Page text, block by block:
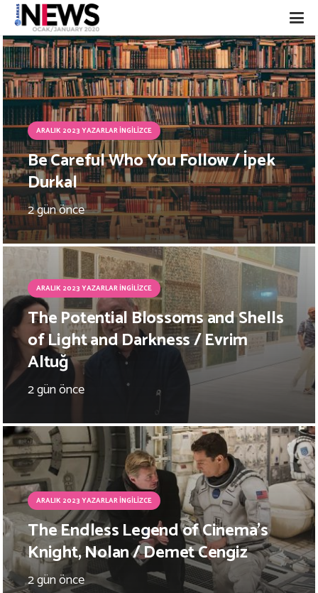
ARALIK 2023 YAZARLAR İNGILIZCE
Be Careful Who You Follow / İpek
Durkal
2 gün önce
ARALIK 2023 YAZARLAR İNGILIZCE
The Potential Blossoms and Shells
of Light and Darkness / Evrim
Altuğ
2 gün önce
ARALIK 2023 YAZARLAR İNGILIZCE
The Endless Legend of Cinema’s
Knight, Nolan / Demet Cengiz
2 gün önce